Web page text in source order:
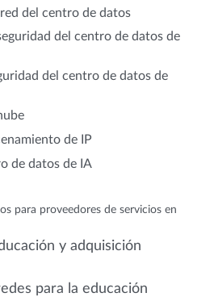
del centro de datos
del centro de datos de
del centro de datos de
de IP
de datos de IA
para proveedores de servicios en
y adquisición
para la educación